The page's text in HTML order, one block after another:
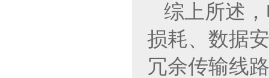
综上所述
损耗、数据
冗余传输线